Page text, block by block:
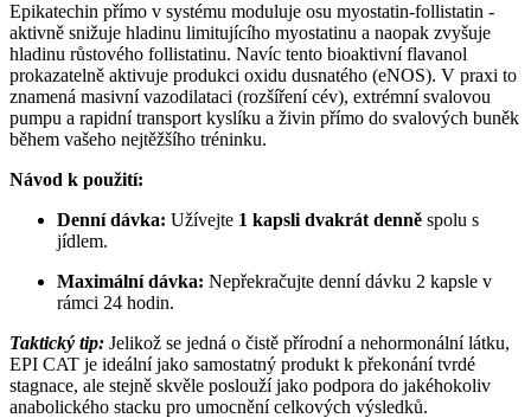
Epikatechin přímo v systému moduluje osu myostatin-follistatin -
aktivně snižuje hladinu limitujícího myostatinu a naopak zvyšuje
hladinu růstového follistatinu. Navíc tento bioaktivní flavanol
prokazatelně aktivuje produkci oxidu dusnatého (eNOS). V praxi to
znamená masivní vazodilataci (rozšíření cév), extrémní svalovou
pumpu a rapidní transport kyslíku a živin přímo do svalových buněk
během vašeho nejtěžšího tréninku.
Návod k použití:
Denní dávka: Užívejte 1 kapsli dvakrát denně spolu s
jídlem.
Maximální dávka: Nepřekračujte denní dávku 2 kapsle v
rámci 24 hodin.
Taktický tip: Jelikož se jedná o čistě přírodní a nehormonální látku,
EPI CAT je ideální jako samostatný produkt k překonání tvrdé
stagnace, ale stejně skvěle poslouží jako podpora do jakéhokoliv
anabolického stacku pro umocnění celkových výsledků.